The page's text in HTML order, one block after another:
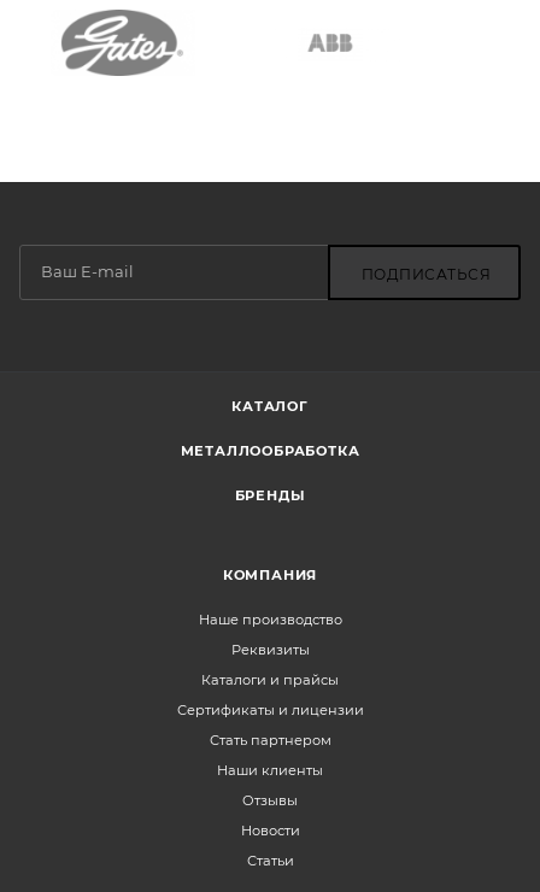
ПОДПИСАТЬСЯ
КАТАЛОГ
МЕТАЛЛООБРАБОТКА
БРЕНДЫ
КОМПАНИЯ
Наше производство
Реквизиты
Каталоги и прайсы
Сертификаты и лицензии
Стать партнером
Наши клиенты
Отзывы
Новости
Статьи